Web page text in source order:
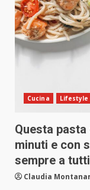
Cucina Lifestyle
Questa
minuti e con
sempre a tutti
Claudia